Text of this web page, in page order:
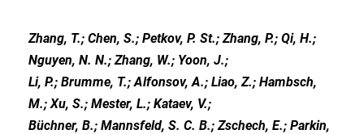
Zhang, T.; Chen, S.; Petkov, P. St.; Zhang, P.; Qi, H.;
Nguyen, N. N.; Zhang, W.; Yoon, J.;
Li, P.; Brumme, T.; Alfonsov, A.; Liao, Z.; Hambsch,
M.; Xu, S.; Mester, L.; Kataev, V.;
Büchner, B.; Mannsfeld, S. C. B.; Zschech, E.; Parkin,